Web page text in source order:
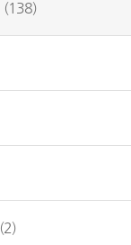
(138)
(2)